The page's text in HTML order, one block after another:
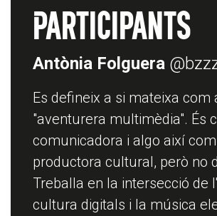
Participants
Antònia Folguera
Es defineix a si mateixa com
"aventurera multimèdia". És
comunicadora i algo així
productora cultural, però no
Treballa en la intersecció de
cultura digitals i la música